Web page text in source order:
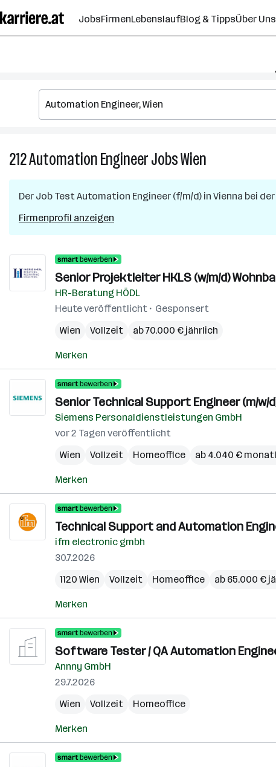
Seiteninhalt
springen
JobsFirmenLebenslaufBlog & TippsÜber Uns
212Automation EngineerJobsWien
Jobs
Der Job Test Automation Engineer (f/m/d) in Vienna bei
Firmenprofil anzeigen
Senior Projektleiter HKLS (w/m/d)
HR-Beratung HÖDL
Heute veröffentlicht
Gesponsert
Wien
Vollzeit ab 70.000 € jährlich
Merken
Senior Technical Support Engineer (m/
Siemens Personaldienstleistungen GmbH
vor 2 Tagen veröffentlicht
Wien
Vollzeit Homeoffice ab 4.040 €
Merken
Technical Support and Automation
ifm electronic gmbh
30.7.2026
1120 Wien
Vollzeit Homeoffice ab 65.000 €
Merken
Software Tester / QA Automation
Annny GmbH
29.7.2026
Wien
Vollzeit Homeoffice
Merken